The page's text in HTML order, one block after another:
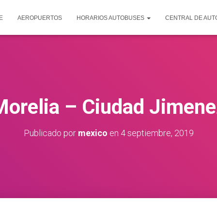
AEROPUERTOS HORARIOS AUTOBUSES CENTRAL DE
– Ciudad
Publicado por mexico en 4 septiembre, 2019